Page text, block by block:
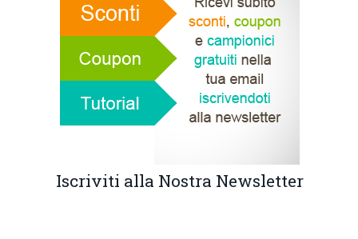
Iscriviti alla Nostra Newsletter